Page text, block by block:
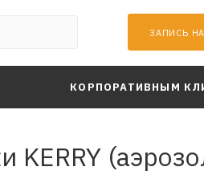
ЗАПИСЬ
КОРПОРАТИВНЫМ
KERRY